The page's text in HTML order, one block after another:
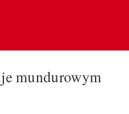
mundurowym